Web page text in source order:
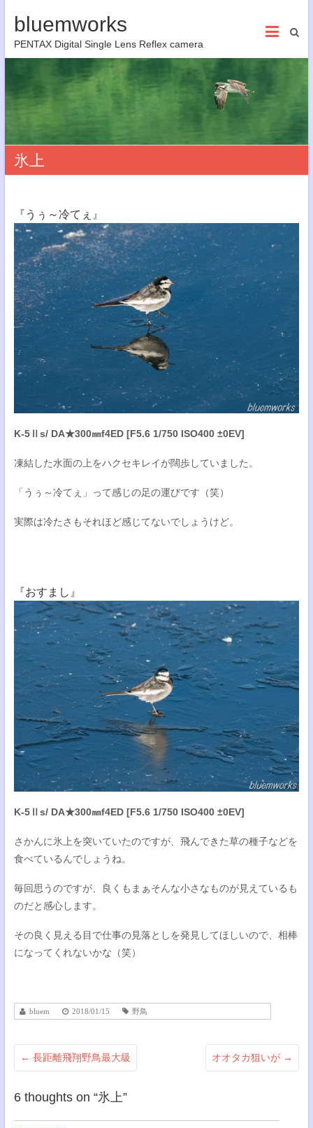
bluemworks
PENTAX Digital Single Lens Reflex camera
氷上
『うぅ～冷てぇ』
K-5Ⅱs/ DA★300㎜f4ED [F5.6 1/750 ISO400 ±0EV]
凍結した水面の上をハクセキレイが闊歩していました。
「うぅ～冷てぇ」って感じの足の運びです（笑）
実際は冷たさもそれほど感じてないでしょうけど。
『おすまし』
K-5Ⅱs/ DA★300㎜f4ED [F5.6 1/750 ISO400 ±0EV]
さかんに氷上を突いていたのですが、飛んできた草の種子などを
食べているんでしょうね。
毎回思うのですが、良くもまぁそんな小さなものが見えているも
のだと感心します。
その良く見える目で仕事の見落としを発見してほしいので、相棒
になってくれないかな（笑）
bluem 2018/01/15 野鳥
← 長距離飛翔野鳥最大級 オオタカ狙いが →
6 thoughts on “氷上”